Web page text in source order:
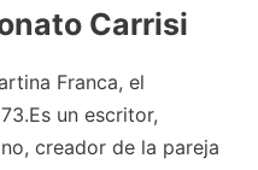
Carrisi
Franca, el
un escritor,
creador de la pareja